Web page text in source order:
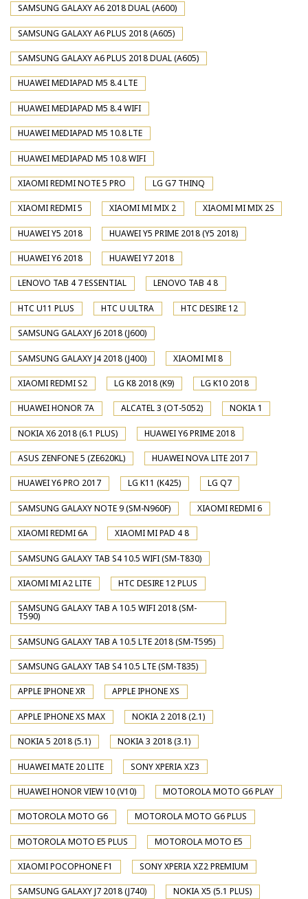
SAMSUNG GALAXY A6 2018 DUAL (A600)
SAMSUNG GALAXY A6 PLUS 2018 (A605)
SAMSUNG GALAXY A6 PLUS 2018 DUAL (A605)
HUAWEI MEDIAPAD M5 8.4 LTE
HUAWEI MEDIAPAD M5 8.4 WIFI
HUAWEI MEDIAPAD M5 10.8 LTE
HUAWEI MEDIAPAD M5 10.8 WIFI
XIAOMI REDMI NOTE 5 PRO LG G7 THINQ
XIAOMI REDMI 5 XIAOMI MI MIX 2 XIAOMI MI MIX 2S
HUAWEI Y5 2018 HUAWEI Y5 PRIME 2018 (Y5 2018)
HUAWEI Y6 2018 HUAWEI Y7 2018
LENOVO TAB 4 7 ESSENTIAL LENOVO TAB 4 8
HTC U11 PLUS HTC U ULTRA HTC DESIRE 12
SAMSUNG GALAXY J6 2018 (J600)
SAMSUNG GALAXY J4 2018 (J400) XIAOMI MI 8
XIAOMI REDMI S2 LG K8 2018 (K9) LG K10 2018
HUAWEI HONOR 7A ALCATEL 3 (OT-5052) NOKIA 1
NOKIA X6 2018 (6.1 PLUS) HUAWEI Y6 PRIME 2018
ASUS ZENFONE 5 (ZE620KL) HUAWEI NOVA LITE 2017
HUAWEI Y6 PRO 2017 LG K11 (K425) LG Q7
SAMSUNG GALAXY NOTE 9 (SM-N960F) XIAOMI REDMI 6
XIAOMI REDMI 6A XIAOMI MI PAD 4 8
SAMSUNG GALAXY TAB S4 10.5 WIFI (SM-T830)
XIAOMI MI A2 LITE HTC DESIRE 12 PLUS
SAMSUNG GALAXY TAB A 10.5 WIFI 2018 (SM-
T590)
SAMSUNG GALAXY TAB A 10.5 LTE 2018 (SM-T595)
SAMSUNG GALAXY TAB S4 10.5 LTE (SM-T835)
APPLE IPHONE XR APPLE IPHONE XS
APPLE IPHONE XS MAX NOKIA 2 2018 (2.1)
NOKIA 5 2018 (5.1) NOKIA 3 2018 (3.1)
HUAWEI MATE 20 LITE SONY XPERIA XZ3
HUAWEI HONOR VIEW 10 (V10) MOTOROLA MOTO G6 PLAY
MOTOROLA MOTO G6 MOTOROLA MOTO G6 PLUS
MOTOROLA MOTO E5 PLUS MOTOROLA MOTO E5
XIAOMI POCOPHONE F1 SONY XPERIA XZ2 PREMIUM
SAMSUNG GALAXY J7 2018 (J740) NOKIA X5 (5.1 PLUS)